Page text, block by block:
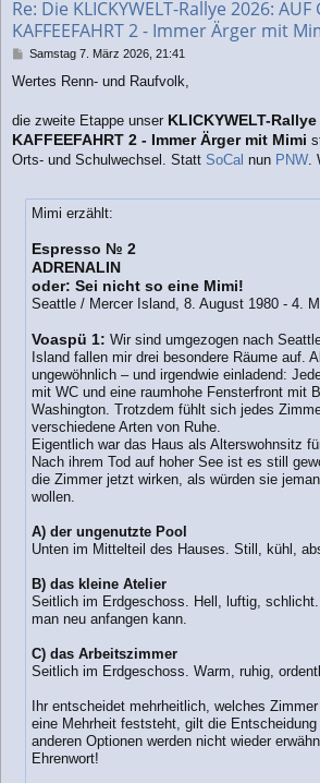
Re: Die KLICKYWELT-Rallye 2026: AUF
KAFFEEFAHRT 2 - Immer Ärger mit
B
i
r
a
Samstag 7. März 2026, 21:41
Wertes Renn- und Raufvolk,
die zweite Etappe unser KLICKYWELT-
KAFFEEFAHRT 2 - Immer Ärger mit Mimi
Orts- und Schulwechsel. Statt SoCal nun PNW
Mimi erzählt:
Espresso № 2
ADRENALIN
oder: Sei nicht so eine Mimi!
Seattle / Mercer Island, 8. August 1980 - 4.
Voaspü 1: Wir sind umgezogen nach
Island fallen mir drei besondere Räume auf.
ungewöhnlich – und irgendwie einladend:
mit WC und eine raumhohe Fensterfront mit
Washington. Trotzdem fühlt sich jedes
verschiedene Arten von Ruhe.
Eigentlich war das Haus als Alterswohnsitz
Nach ihrem Tod auf hoher See ist es still
die Zimmer jetzt wirken, als würden sie
wollen.
A) der ungenutzte Pool
Unten im Mittelteil des Hauses. Still, kühl,
B) das kleine Atelier
Seitlich im Erdgeschoss. Hell, luftig,
man neu anfangen kann.
C) das Arbeitszimmer
Seitlich im Erdgeschoss. Warm, ruhig,
Ihr entscheidet mehrheitlich, welches
eine Mehrheit feststeht, gilt die
anderen Optionen werden nicht wieder
Ehrenwort!